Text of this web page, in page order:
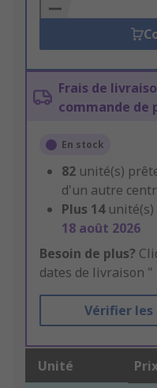
Basket
Frais de
commande de
En stock
82 unité(s)
d'un autre
Plus 14
18 août 2026
Besoin de plus?
dates de livraison
Vérifier les
Unité